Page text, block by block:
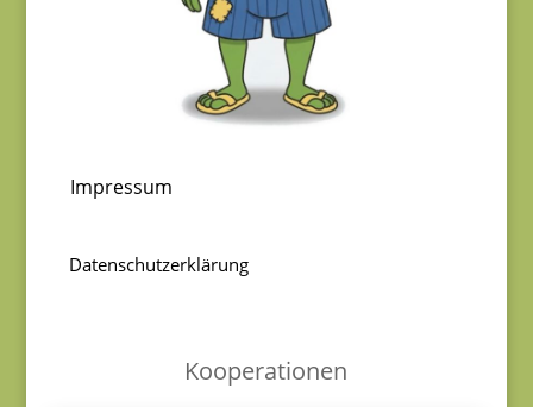
Impressum
Datenschutzerklärung
Kooperationen